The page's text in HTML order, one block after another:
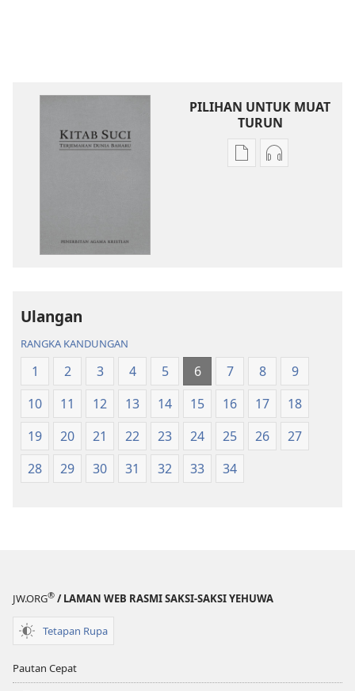
PILIHAN UNTUK MUAT
TURUN
PilihanPilihan
Ulangan
RANGKA KANDUNGAN
1 2 3 4 5 6 7 8
9
10
11 12 13 14 15 16 17
18
19
20 21 22 23 24 25 26
27
28
29 30 31 32 33 34
JW.ORG® / LAMAN WEB RASMI SAKSI-SAKSI YEHUWA
Tetapan Rupa
Pautan Cepat